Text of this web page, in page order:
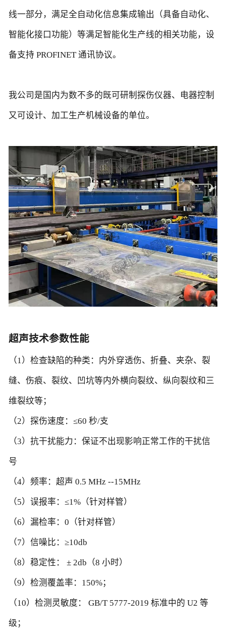
线一部分，满足全自动化信息集成输出（具备自动化、
智能化接口功能）等满足智能化生产线的相关功能，设
备支持 PROFINET 通讯协议。
我公司是国内为数不多的既可研制探伤仪器、电器控制
又可设计、加工生产机械设备的单位。
超声技术参数性能
（1）检查缺陷的种类：内外穿透伤、折叠、夹杂、裂
缝、伤痕、裂纹、凹坑等内外横向裂纹、纵向裂纹和三
维裂纹等；
（2）探伤速度：≤60 秒/支
（3）抗干扰能力：保证不出现影响正常工作的干扰信
号
（4）频率：超声 0.5 MHz --15MHz
（5）误报率：≤1%（针对样管）
（6）漏检率：0（针对样管）
（7）信噪比：≥10db
（8）稳定性： ± 2db（8 小时）
（9）检测覆盖率：150%；
（10）检测灵敏度： GB/T 5777-2019 标准中的 U2 等
级；